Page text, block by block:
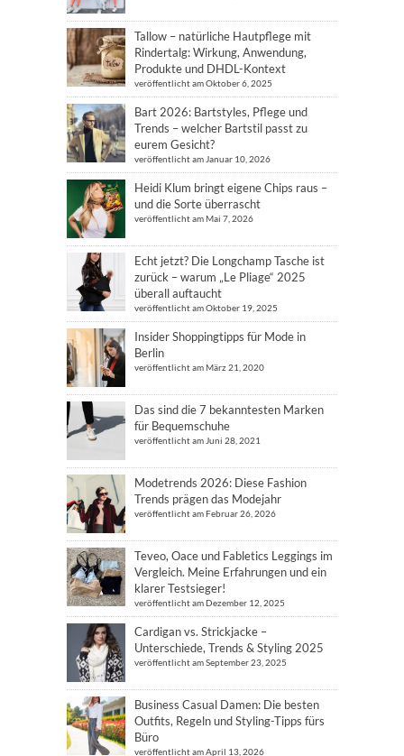
Tallow – natürliche Hautpflege mit
Rindertalg: Wirkung, Anwendung,
Produkte und DHDL-Kontext
veröffentlicht am Oktober 6, 2025
Bart 2026: Bartstyles, Pflege und
Trends – welcher Bartstil passt zu
eurem Gesicht?
veröffentlicht am Januar 10, 2026
Heidi Klum bringt eigene Chips raus –
und die Sorte überrascht
veröffentlicht am Mai 7, 2026
Echt jetzt? Die Longchamp Tasche ist
zurück – warum „Le Pliage“ 2025
überall auftaucht
veröffentlicht am Oktober 19, 2025
Insider Shoppingtipps für Mode in
Berlin
veröffentlicht am März 21, 2020
Das sind die 7 bekanntesten Marken
für Bequemschuhe
veröffentlicht am Juni 28, 2021
Modetrends 2026: Diese Fashion
Trends prägen das Modejahr
veröffentlicht am Februar 26, 2026
Teveo, Oace und Fabletics Leggings im
Vergleich. Meine Erfahrungen und ein
klarer Testsieger!
veröffentlicht am Dezember 12, 2025
Cardigan vs. Strickjacke –
Unterschiede, Trends & Styling 2025
veröffentlicht am September 23, 2025
Business Casual Damen: Die besten
Outfits, Regeln und Styling-Tipps fürs
Büro
veröffentlicht am April 13, 2026